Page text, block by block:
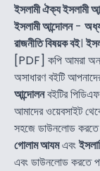
ইসলামী ঐক্য ইসলামী
ইসলামী আন্দোলন-
রাজনীতি বিষয়ক বই।
[PDF] কপি আমরা
অসাধারণ বইটি
আন্দোলনবইটির
আমাদের ওয়েবসাইট
সহজে ডাউনলোড করতে
গোলাম আযমএবং
এবং ডাউনলোড করতে